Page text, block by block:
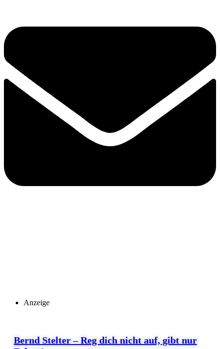
Anzeige
Bernd Stelter – Reg dich nicht auf, gibt nur